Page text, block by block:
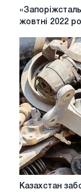
«Запоріжсталь»
підбила
виробництва
у
жовтні
2022
року
жовтні 2022
Казахстан
Казахстан